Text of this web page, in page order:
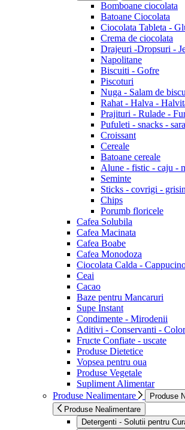
Bomboane ciocolata
Batoane Ciocolata
Ciocolata Tableta -
Crema de ciocolata
Drajeuri -Dropsuri -
Napolitane
Biscuiti - Gofre
Piscoturi
Nuga - Salam de
Rahat - Halva -
Prajituri - Rulade -
Pufuleti - snacks -
Croissant
Cereale
Batoane cereale
Alune - fistic - caju -
Seminte
Sticks - covrigi -
Chips
Porumb floricele
Cafea Solubila
Cafea Macinata
Cafea Boabe
Cafea Monodoza
Ciocolata Calda -
Ceai
Cacao
Baze pentru Mancaruri
Supe Instant
Condimente - Mirodenii
Aditivi - Conservanti -
Fructe Confiate - uscate
Produse Dietetice
Vopsea pentru oua
Produse Vegetale
Supliment Alimentar
Produse Nealimentare
Produse
Produse Nealimentare
Detergenti - Solutii pentru